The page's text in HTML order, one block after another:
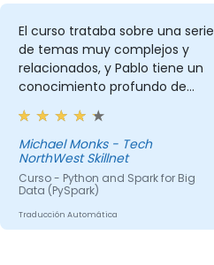
El curso trataba sobre una serie
de temas muy complejos y
relacionados, y Pablo tiene un
conocimiento profundo de
cada uno de ellos. A veces, los
matices se perdían en la
comunicación y/o debido a las
presiones de tiempo, lo que
posiblemente hizo que las
expectativas no se cumplieran
del todo por esta razón.
También hubo algunos
Michael Monks - Tech
NorthWest Skillnet
Curso - Python and Spark for Big
Data (PySpark)
Traducción Automática